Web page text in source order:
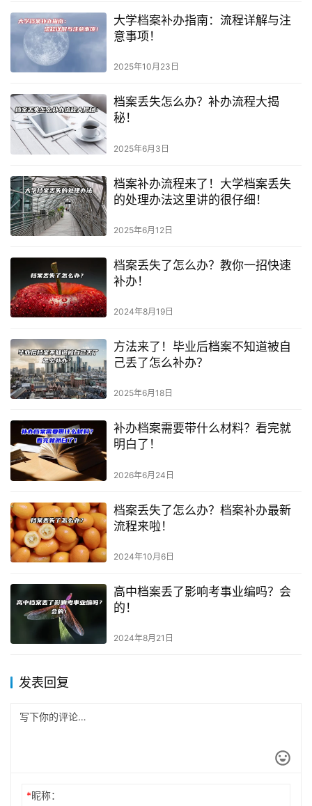
大学档案补办指南：流程详解与注
意事项！
2025年10月23日
档案丢失怎么办？补办流程大揭
秘！
2025年6月3日
档案补办流程来了！大学档案丢失
的处理办法这里讲的很仔细！
2025年6月12日
档案丢失了怎么办？教你一招快速
补办！
2024年8月19日
方法来了！毕业后档案不知道被自
己丢了怎么补办？
2025年6月18日
补办档案需要带什么材料？看完就
明白了！
2026年6月24日
档案丢失了怎么办？档案补办最新
流程来啦！
2024年10月6日
高中档案丢了影响考事业编吗？会
的！
2024年8月21日
发表回复
*昵称：